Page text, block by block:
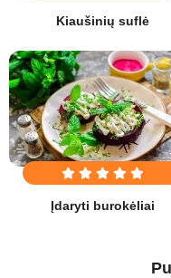
Kiaušinių suflė
Įdaryti burokėliai